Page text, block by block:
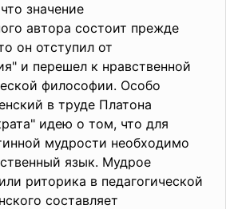
значение
автора состоит прежде
он отступил от
и перешел к нравственной
философии. Особо
в труде Платона
идею о том, что для
мудрости необходимо
язык. Мудрое
риторика в педагогической
составляет